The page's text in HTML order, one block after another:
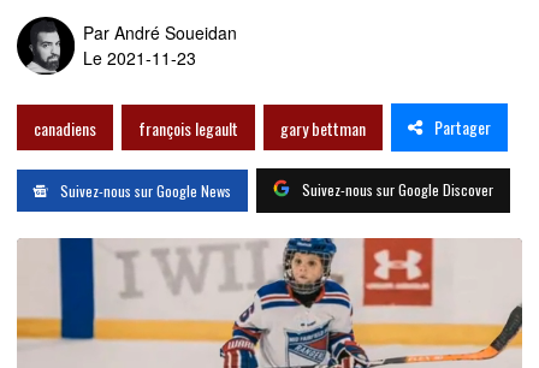
Par André Soueidan
Le 2021-11-23
canadiens françois legault gary bettman Partager
Suivez-nous sur Google News Suivez-nous sur Google Discover